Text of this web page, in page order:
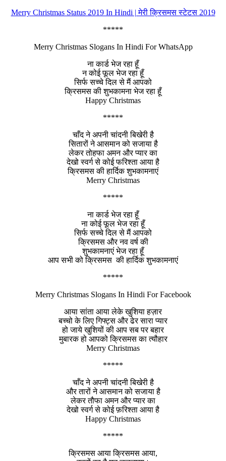
Merry Christmas Status 2019 In Hindi | मेरी क्रिसमस स्टेटस 2019
*****
Merry Christmas Slogans In Hindi For WhatsApp
ना कार्ड भेज रहा हूँ
न कोई फूल भेज रहा हूँ
सिर्फ सच्चे दिल से मैं आपको
क्रिसमस की शुभकामना भेज रहा हूँ
Happy Christmas
*****
चाँद ने अपनी चांदनी बिखेरी है
सितारों ने आसमान को सजाया है
लेकर तोहफा अमन और प्यार का
देखो स्वर्ग से कोई फरिश्ता आया है
क्रिसमस की हार्दिक शुभकामनाएं
Merry Christmas
*****
ना कार्ड भेज रहा हूँ
ना कोई फूल भेज रहा हूँ
सिर्फ सच्चे दिल से मैं आपको
क्रिसमस और नव वर्ष की
शुभकामनाएं भेज रहा हूँ
आप सभी को क्रिसमस की हार्दिक शुभकामनाएं
*****
Merry Christmas Slogans In Hindi For Facebook
आया सांता आया लेके खुशिया हज़ार
बच्चो के लिए गिफ्ट्स और ढेर सारा प्यार
हो जाये खुशियों की आप सब पर बहार
मुबारक हो आपको क्रिसमस का त्यौहार
Merry Christmas
*****
चाँद ने अपनी चांदनी बिखेरी है
और तारों ने आसमान को सजाया है
लेकर तौफा अमन और प्यार का
देखो स्वर्ग से कोई फ़रिश्ता आया है
Happy Christmas
*****
क्रिसमस आया क्रिसमस आया,